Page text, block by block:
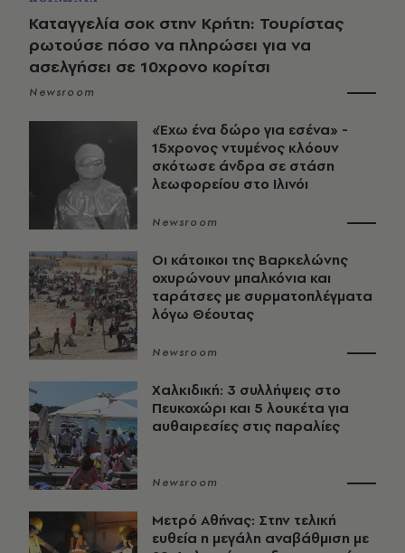
Καταγγελία σοκ στην Κρήτη: Τουρίστας
ρωτούσε πόσο να πληρώσει για να
ασελγήσει σε 10χρονο κορίτσι
Newsroom
«Έχω ένα δώρο για εσένα» -
15χρονος ντυμένος κλόουν
σκότωσε άνδρα σε στάση
λεωφορείου στο Ιλινόι
Newsroom
Οι κάτοικοι της Βαρκελώνης
οχυρώνουν μπαλκόνια και
ταράτσες με συρματοπλέγματα
λόγω Θέουτας
Newsroom
Χαλκιδική: 3 συλλήψεις στο
Πευκοχώρι και 5 λουκέτα για
αυθαιρεσίες στις παραλίες
Newsroom
Μετρό Αθήνας: Στην τελική
ευθεία η μεγάλη αναβάθμιση με